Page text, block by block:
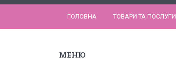
ГОЛОВНА ТОВАРИ ТА ПОСЛУГИ